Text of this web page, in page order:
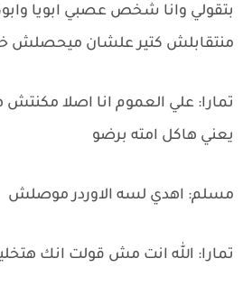
بتقولي وانا شخص عصبي ابويا
منتقابلش كتير علشان ميحصلش
تمارا: علي العموم انا اصلا
يعني هاكل امته برضو
مسلم: اهدي لسه الاوردر موصلش
تمارا: الله انت مش قولت انك